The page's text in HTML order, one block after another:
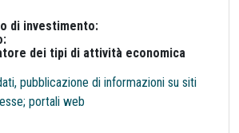
di investimento:
dei tipi di attività economica
pubblicazione di informazioni su siti
portali web